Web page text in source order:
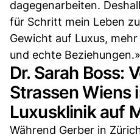
dagegenarbeiten.
für Schritt mein Leben
Gewicht auf Luxus, mehr
und echte Beziehungen.»
Dr. Sarah Boss:
Strassen Wiens
Luxusklinik auf
Während Gerber in